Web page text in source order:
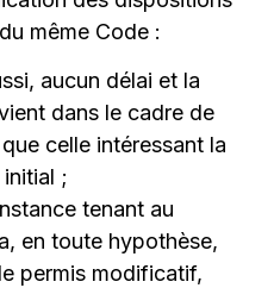
même Code :
aucun délai et la
dans le cadre de
celle intéressant la
;
tenant au
en toute hypothèse,
permis modificatif,